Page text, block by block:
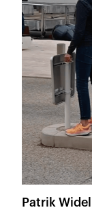
Patrik